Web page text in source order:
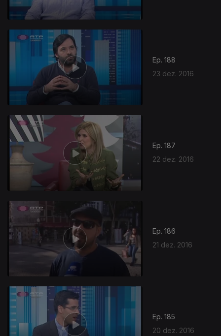
Ep. 188
23 dez. 2016
Ep. 187
22 dez. 2016
Ep. 186
21 dez. 2016
Ep. 185
20 dez. 2016